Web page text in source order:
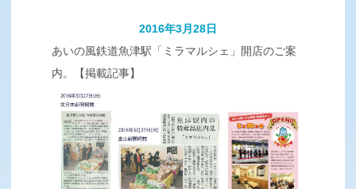
2016年3月28日
あいの風鉄道魚津駅「ミラマルシェ」開店のご案
内。【掲載記事】